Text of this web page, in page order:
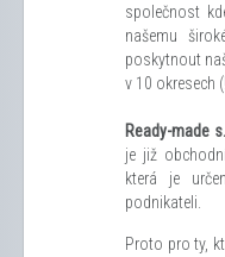
společnost
našemu
poskytnout
v 10 okresech
Ready-made
je již
která je
podnikateli.
Proto pro ty,